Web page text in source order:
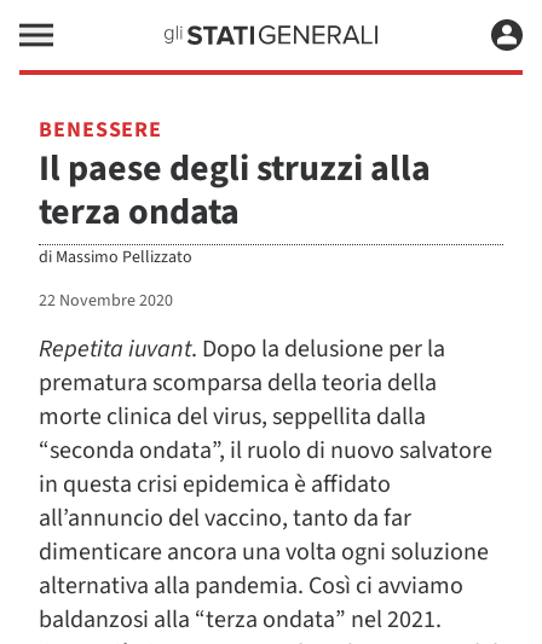
BENESSERE
Il paese degli struzzi alla
terza ondata
di Massimo Pellizzato
22 Novembre 2020
Repetita iuvant. Dopo la delusione per la
prematura scomparsa della teoria della
morte clinica del virus, seppellita dalla
“seconda ondata”, il ruolo di nuovo salvatore
in questa crisi epidemica è affidato
all’annuncio del vaccino, tanto da far
dimenticare ancora una volta ogni soluzione
alternativa alla pandemia. Così ci avviamo
baldanzosi alla “terza ondata” nel 2021.